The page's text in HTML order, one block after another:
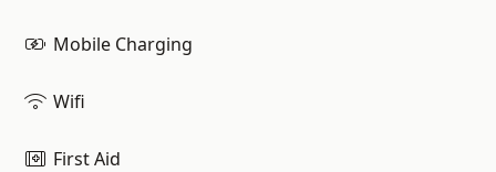
Mobile Charging
Wifi
First Aid